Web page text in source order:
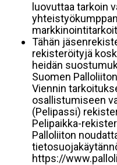
luovuttaa tarkoin
Tähän
rekisteröityjä
heidän
Suomen
Viennin
osallistumiseen
(Pelipassi)
Pelipaikka-
Palloliiton
https://